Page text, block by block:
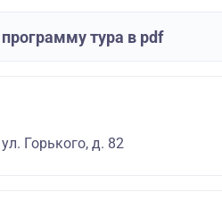
тура в pdf
Горького, д. 82